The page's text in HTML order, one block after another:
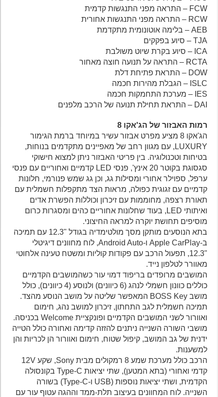
FCW – התראה מפני התנגשות קדמית
RCW – התראה מפני התנגשות אחורית
AEB – בלימה אוטונומית מתקדמת
TJA – סיוע בפקקים
ICA – סיוע בקרת שיוט משולבת
RCTA – התראה על תנועה חוצה מאחור
DOW – התראת פתיחת דלת
ISLC – הגבלת מהירות חכמה
IES – מערכת התחמקות חכמה
DAI – התראת תחילת תנועה של הרכב מלפנים
רמות האבזור של הג'אקו 8
הג'אקו 8 מציע מפרט אבזור עשיר במיוחד ברמת הגימור
LUXURY, עם מגוון רחב של מאפיינים מתקדמים בנוחות,
בטיחות וטכנולוגיה. בין פריטי האבזור ניתן למצוא חישוקי
סגסוגת בקוטר 20 אינץ', פנסי LED קדמיים ואחוריים עם פנסי
ערפל, ספוילר אחורי ומסילות גג, וכן גג שמש פנורמי, חלונות
קדמיים עם זגוגית כפולה, מראות הצד מתקפלות חשמלית עם
תאורת רצפה, מחוממות עם זיכרון וכוללות הפשרת אדים
ואיתותי LED, בעוד שחלונות אחוריים כהים ומסגרות כרום
מוסיפים תחושת יוקרה למראה החיצוני.
בתא הנוסעים מותקן מסך מולטימדיה בגודל "12.3 עם תמיכה
ב-Apple CarPlay ו-Android Auto, לוח מחוונים דיגיטלי
"12.3, תפעול הרכב עם פקודות קוליות ומשטח טעינה אלחוטי
מאוורר לטלפון נייד.
המושבים מרופדים בריפוד דמוי עור כשהמושבים הקדמיים
כוללים כוונון חשמלי לנהג (6 כיוונים) ולנוסע (4 כיוונים), כולל
מושב BOSS Key המאפשר שליטה על מושב הנוסע מהצד.
תמיכה חשמלית לגב התחתון, זיכרון למושב נהג, חימום
ואוורור לשני המושבים הקדמיים ופונקציית Welcome בכניסה.
מושבי השורה השנייה ניתנים להזזה קדימה ואחורה כולל הטייה
ידנית של גב המושב, קיפול שטוח, חימום ואוורור הן לכריות והן
למשענות.
הרכב כולל מערכת שמע 8 רמקולים מבית Sony, שקע 12V
קדמי ואחורי (בתא המטען), שתי יציאות Type-C בקונסולה
הקדמית, ושתי יציאות נוספות (USB ו-Type-C) בשורה
השנייה. לוח המחוונים בעיצוב תלת-ממד וההגה עטוף עור עם